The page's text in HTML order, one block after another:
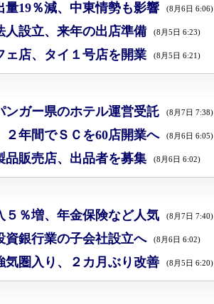
量19％減、中東情勢も影響 (8月6日 6:06)
人設立、来年の出店準備 (8月5日 6:23)
ェ店、タイ１号店を開業 (8月5日 6:21)
ンガー県のホテル運営受託 (8月7日 7:38)
２年間でＳＣを60店開業へ (8月6日 6:05)
品販売店、出品者を募集 (8月6日 6:02)
５％増、年金保険など人気 (8月7日 7:40)
資銀行業の子会社設立へ (8月6日 6:02)
気圏入り、２カ月ぶり改善 (8月5日 6:20)